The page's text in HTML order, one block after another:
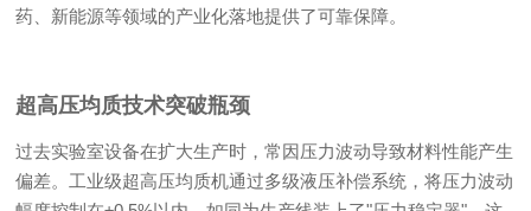
药、新能源等领域的产业化落地提供了可靠保障。
超高压均质技术突破瓶颈
过去实验室设备在扩大生产时，常因压力波动导致材料性能产生
偏差。工业级超高压均质机通过多级液压补偿系统，将压力波动